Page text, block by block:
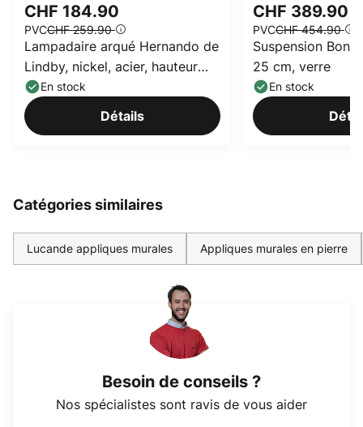
CHF 184.90
PVCCHF 259.90
Lampadaire arqué Hernando de
Lindby, nickel, acier, hauteur
188 cm
En stock
Détails
CHF 389.90
PVCCHF 454.90
Suspension
25 cm, verre
En stock
Catégories similaires
Lucande appliques murales Appliques murales en pierre
Besoin de conseils ?
Nos spécialistes sont ravis de vous aider